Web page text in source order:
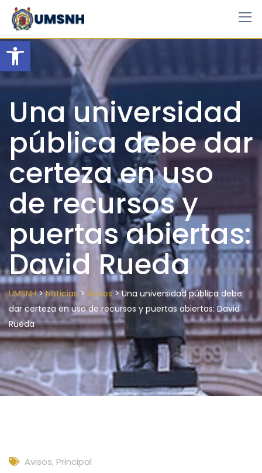
Open toolbar
Skip
content
Una universidad
pública debe dar
certeza en uso
de recursos y
puertas abiertas:
David Rueda
UMSNH>Noticias > Avisos>Una universidad pública debe
dar certeza en uso de recursos y puertas abiertas: David
Rueda
Avisos, Principal